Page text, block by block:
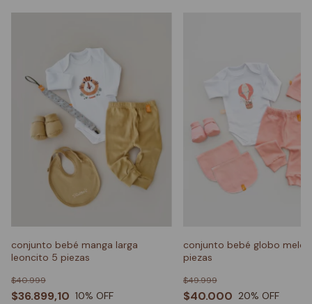
conjunto bebé manga larga
leoncito 5 piezas
$36.899,10
$40.999
10% OFF
conjunto bebé globo
piezas
$40.000
$49.999
20% OFF